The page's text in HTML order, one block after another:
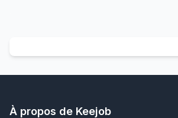
À propos de Keejob